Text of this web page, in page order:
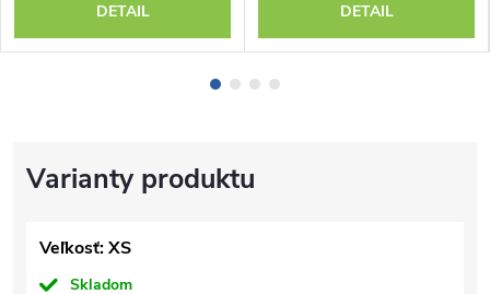
Veľkosť: XS
Skladom
DETAIL DETAIL